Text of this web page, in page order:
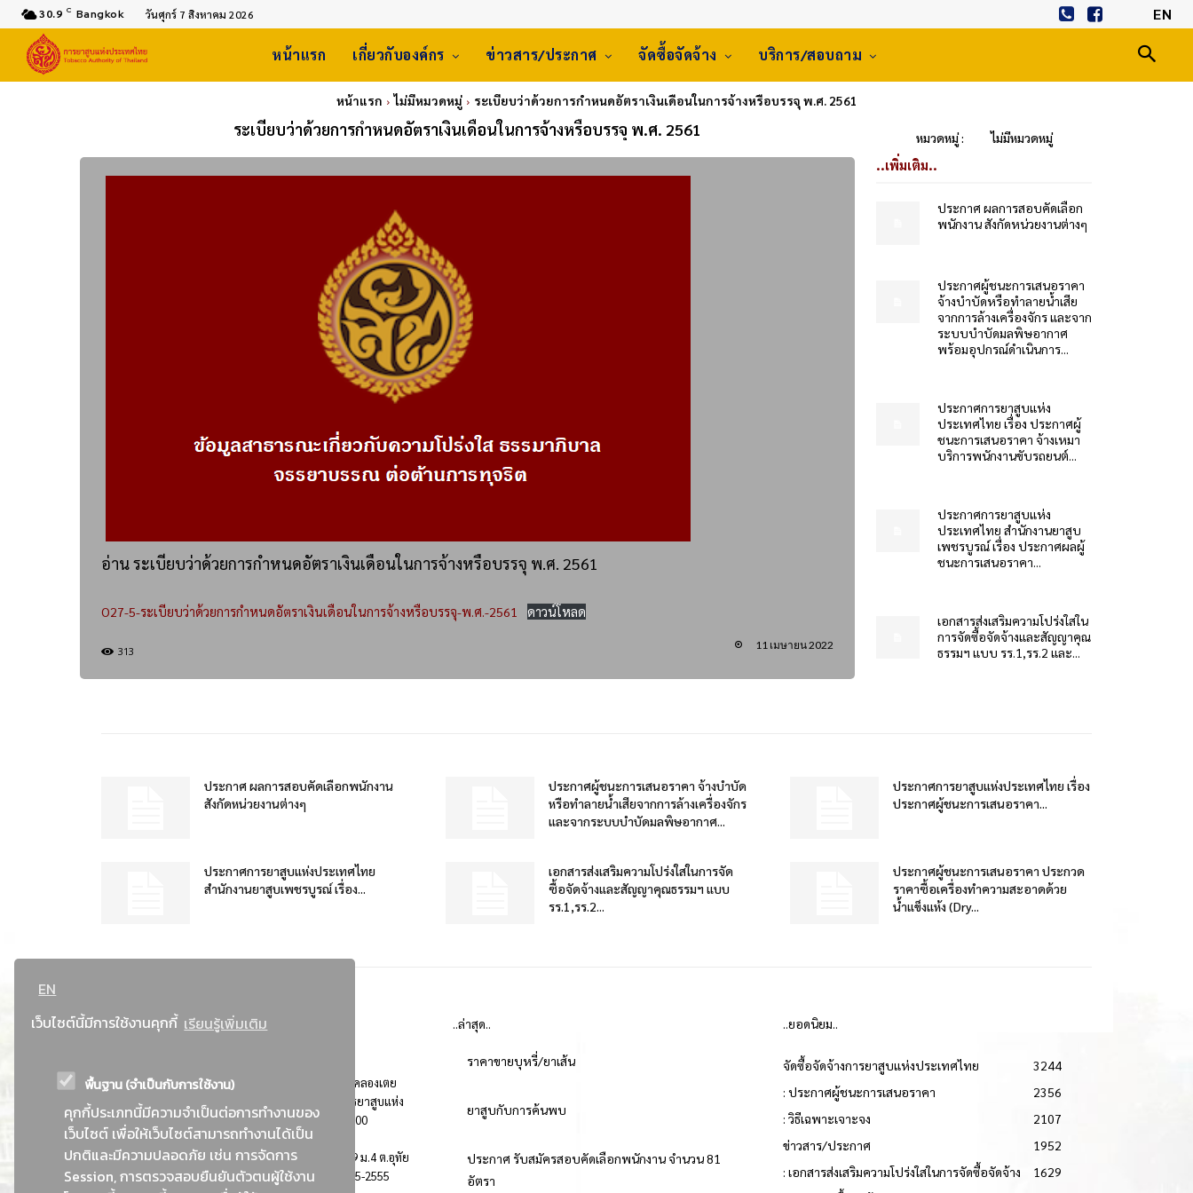
EN
เว็บไซต์นี้มีการใช้งานคุกกี้ เรียนรู้เพิ่มเติม
พื้นฐาน (จำเป็นกับการใช้งาน)
คุกกี้ประเภทนี้มีความจำเป็นต่อการทำงานของ
เว็บไซต์ เพื่อให้เว็บไซต์สามารถทำงานได้เป็น
ปกติและมีความปลอดภัย เช่น การจัดการ
Session, การตรวจสอบยืนยันตัวตนผู้ใช้งาน
30.9 C Bangkok วันศุกร์ 7 สิงหาคม 2026 EN
หน้าแรก เกี่ยวกับองค์กร ข่าวสาร/ประกาศ จัดซื้อจัดจ้าง บริการ/สอบถาม
หน้าแรก ไม่มีหมวดหมู่ ระเบียบว่าด้วยการกำหนดอัตราเงินเดือนในการจ้างหรือบรรจุ พ.ศ. 2561
ระเบียบว่าด้วยการกำหนดอัตราเงินเดือนในการจ้างหรือบรรจุ พ.ศ. 2561 หมวดหมู่ : ไม่มีหมวดหมู่
อ่าน ระเบียบว่าด้วยการกำหนดอัตราเงินเดือนในการจ้างหรือบรรจุ พ.ศ. 2561
O27-5-ระเบียบว่าด้วยการกำหนดอัตราเงินเดือนในการจ้างหรือบรรจุ-พ.ศ.-2561 ดาวน์โหลด
313 11 เมษายน 2022
..เพิ่มเติม..
ประกาศ ผลการสอบคัดเลือก
พนักงาน สังกัดหน่วยงานต่างๆ
ประกาศผู้ชนะการเสนอราคา
จ้างบำบัดหรือทำลายน้ำเสีย
จากการล้างเครื่องจักร และจาก
ระบบบำบัดมลพิษอากาศ
พร้อมอุปกรณ์ดำเนินการ...
ประกาศการยาสูบแห่ง
ประเทศไทย เรื่อง ประกาศผู้
ชนะการเสนอราคา จ้างเหมา
บริการพนักงานขับรถยนต์...
ประกาศการยาสูบแห่ง
ประเทศไทย สำนักงานยาสูบ
เพชรบูรณ์ เรื่อง ประกาศผลผู้
ชนะการเสนอราคา...
เอกสารส่งเสริมความโปร่งใสใน
การจัดซื้อจัดจ้างและสัญญาคุณ
ธรรมฯ แบบ รร.1,รร.2 และ...
ประกาศ ผลการสอบคัดเลือกพนักงาน
สังกัดหน่วยงานต่างๆ
ประกาศผู้ชนะการเสนอราคา จ้างบำบัด
หรือทำลายน้ำเสียจากการล้างเครื่องจักร
และจากระบบบำบัดมลพิษอากาศ...
ประกาศการยาสูบแห่งประเทศไทย เรื่อง
ประกาศผู้ชนะการเสนอราคา...
ประกาศการยาสูบแห่งประเทศไทย
สำนักงานยาสูบเพชรบูรณ์ เรื่อง...
เอกสารส่งเสริมความโปร่งใสในการจัด
ซื้อจัดจ้างและสัญญาคุณธรรมฯ แบบ
รร.1,รร.2...
ประกาศผู้ชนะการเสนอราคา ประกวด
ราคาซื้อเครื่องทำความสะอาดด้วย
น้ำแข็งแห้ง (Dry...
ที่อยู่ : 184 ถนนพระรามที่ 4 แขวงคลองเตย เขตคลองเตย
กรุงเทพมหานคร 10110 ติดต่อประชาสัมพันธ์ การยาสูบแห่ง
ประเทศไทย Call center โทร. 0-2229-1000
การยาสูบแห่งประเทศไทย พระนครศรีอยุธยา : 999 ม.4 ต.อุทัย
อ.อุทัย จ.พระนครศรีอยุธยา 13210 โทร. 0-3535-2555
..ล่าสุด..
ราคาขายบุหรี่/ยาเส้น
ยาสูบกับการค้นพบ
ประกาศ รับสมัครสอบคัดเลือกพนักงาน จำนวน 81
อัตรา
..ยอดนิยม..
จัดซื้อจัดจ้างการยาสูบแห่งประเทศไทย
3244
: ประกาศผู้ชนะการเสนอราคา
2356
: วิธีเฉพาะเจาะจง
2107
ข่าวสาร/ประกาศ
1952
: เอกสารส่งเสริมความโปร่งใสในการจัดซื้อจัดจ้าง
1629